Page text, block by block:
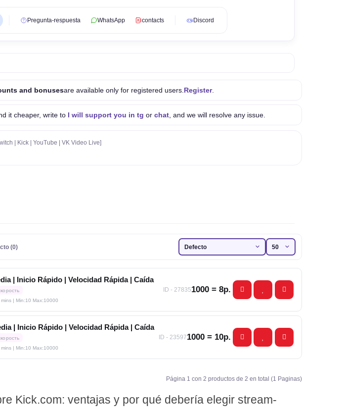
Pregunta-respuesta WhatsApp contacts Discord
and bonusesare available only for registered users. Register.
it cheaper, write to I will support you in tg or chat, and we will resolve any issue.
| Kick | YouTube | VK Video Live]
(0)
| Inicio Rápido | Velocidad Rápida | Caída
| Min:10 Max:10000
ID - 278351000 = 8р.
| Inicio Rápido | Velocidad Rápida | Caída
| Min:10 Max:10000
ID - 235971000 = 10р.
Página 1 con 2 productos de 2 en total (1 Paginas)
Kick.com: ventajas y por qué debería elegir stream-